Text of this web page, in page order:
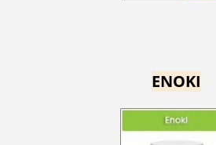
ENOKI